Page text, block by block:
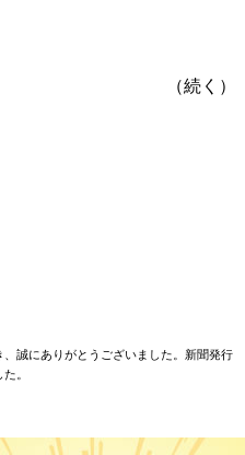
（続く）
誠にありがとうございました。新聞発行
。